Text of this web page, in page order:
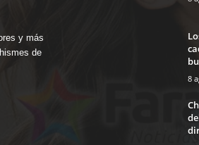
y más
de
8